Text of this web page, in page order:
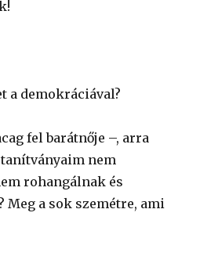
a demokráciával?
fel barátnője –, arra
nem
rohangálnak és
Meg a sok szemétre, ami